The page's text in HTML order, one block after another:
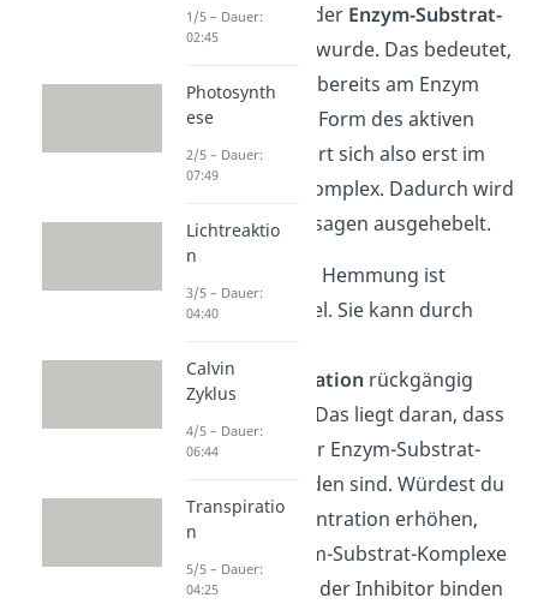
das Enzym, wenn der Enzym-Substrat-
Komplex
gebildet wurde. Das bedeutet,
dass das Substrat bereits am Enzym
angedockt ist. Die Form des aktiven
Zentrums verändert sich also erst im
Enzym-Substrat-Komplex. Dadurch wird
das Substrat sozusagen ausgehebelt.
Die unkompetitive Hemmung ist
ebenfalls reversibel. Sie kann durch
Substratkonzentration rückgängig
gemacht werden. Das liegt daran, dass
dann auch weniger Enzym-Substrat-
Komplexe vorhanden sind. Würdest du
die Substratkonzentration erhöhen,
wären mehr Enzym-Substrat-Komplexe
vorhanden, an die der Inhibitor binden
1/5 – Dauer:
02:45
Photosynth
ese
2/5 – Dauer:
07:49
Lichtreaktio
n
3/5 – Dauer:
04:40
Calvin
Zyklus
4/5 – Dauer:
06:44
Transpiratio
n
5/5 – Dauer:
04:25